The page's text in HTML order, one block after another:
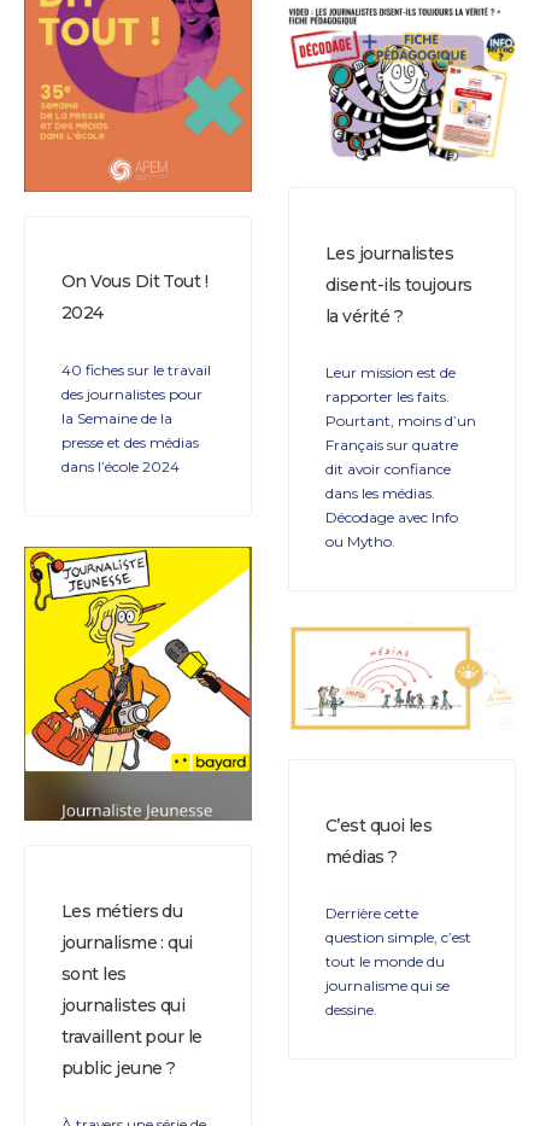
On Vous Dit Tout !
2024
40 fiches sur le travail
des journalistes pour
la Semaine de la
presse et des médias
dans l’école 2024
Les journalistes
disent-ils toujours
la vérité ?
Leur mission est de
rapporter les faits.
Pourtant, moins d’un
Français sur quatre
dit avoir confiance
dans les médias.
Décodage avec Info
ou Mytho.
Les métiers du
journalisme : qui
sont les
journalistes qui
travaillent pour le
public jeune ?
C’est quoi les
médias ?
Derrière cette
question simple, c’est
tout le monde du
journalisme qui se
dessine.